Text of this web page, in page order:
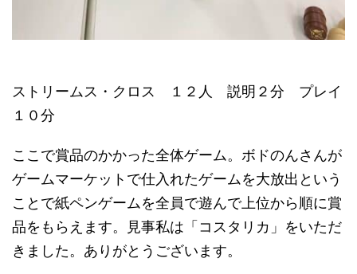
ストリームス・クロス １２人 説明２分 プレイ
１０分
ここで賞品のかかった全体ゲーム。ボドのんさんが
ゲームマーケットで仕入れたゲームを大放出という
ことで紙ペンゲームを全員で遊んで上位から順に賞
品をもらえます。見事私は「コスタリカ」をいただ
きました。ありがとうございます。